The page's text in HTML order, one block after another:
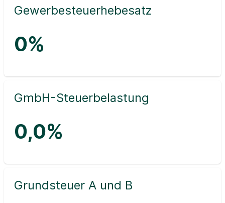
Gewerbesteuerhebesatz
0%
GmbH-Steuerbelastung
0,0%
Grundsteuer A und B